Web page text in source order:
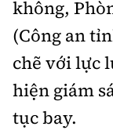
không,
(Công an
chẽ với lực
hiện giám
tục bay.